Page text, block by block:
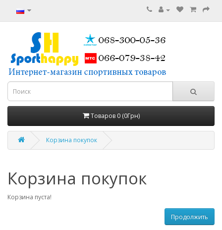
Товаров 0 (0Грн)
Корзина покупок
Корзина покупок
Корзина пуста!
Продолжить